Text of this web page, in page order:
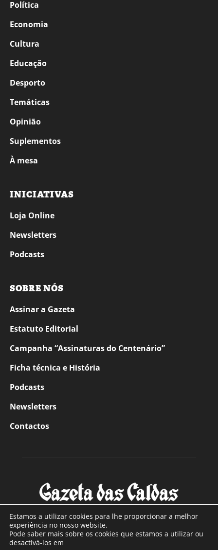
Política
Economia
Cultura
Educação
Desporto
Temáticas
Opinião
Suplementos
À mesa
INICIATIVAS
Loja Online
Newsletters
Podcasts
SOBRE NÓS
Assinar a Gazeta
Estatuto Editorial
Campanha “Assinaturas do Centenário”
Ficha técnica e História
Podcasts
Newsletters
Contactos
SOBRE NÓS
Estamos a utilizar cookies para lhe proporcionar a melhor
experiência no nosso website.
Pode saber mais sobre os cookies que estamos a utilizar ou
desactivá-los em